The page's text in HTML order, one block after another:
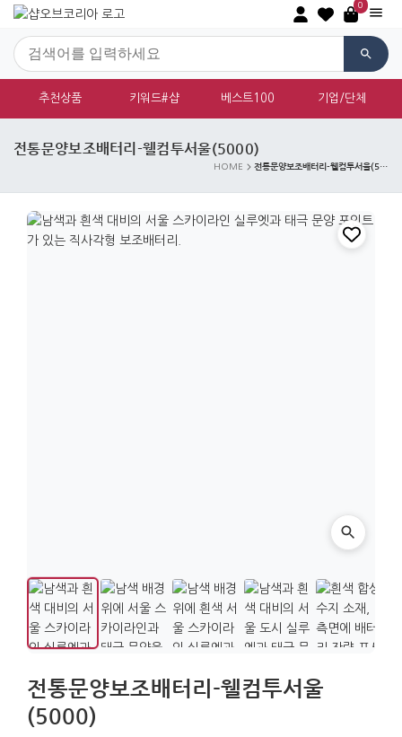
0
추천상품 키워드#샵 베스트100 기업/단체
전통문양보조배터리-웰컴투서울(5000)
HOME 전통문양보조배터리-웰컴투서울(5000)
전통문양보조배터리-웰컴투서울
(5000)